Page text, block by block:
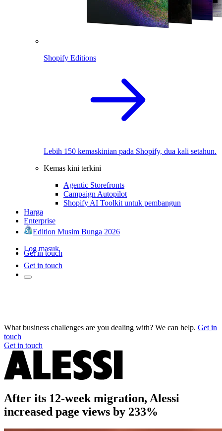
Shopify Editions
Lebih 150 kemaskinian pada Shopify, dua kali setahun.
Kemas kini terkini
Agentic Storefronts
Campaign Autopilot
Shopify AI Toolkit untuk pembangun
Harga
Enterprise
Edition Musim Bunga 2026
Log masuk
Get in touch
Get in touch
What business challenges are you dealing with? We can help. Get in
touch
Get in touch
After its 12-week migration, Alessi
increased page views by 233%